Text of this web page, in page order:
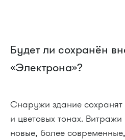
Будет ли сохранён
«Электрона»?
Снаружи здание сохранят
и цветовых тонах.
новые, более